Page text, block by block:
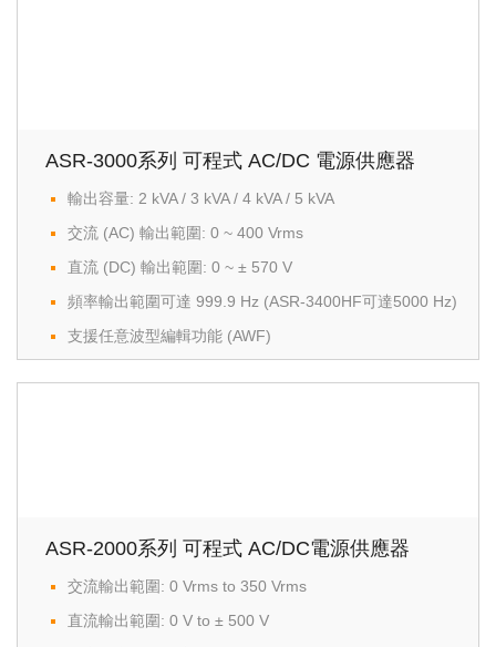
ASR-3000系列 可程式 AC/DC 電源供應器
輸出容量: 2 kVA / 3 kVA / 4 kVA / 5 kVA
交流 (AC) 輸出範圍: 0 ~ 400 Vrms
直流 (DC) 輸出範圍: 0 ~ ± 570 V
頻率輸出範圍可達 999.9 Hz (ASR-3400HF可達5000 Hz)
支援任意波型編輯功能 (AWF)
ASR-2000系列 可程式 AC/DC電源供應器
交流輸出範圍: 0 Vrms to 350 Vrms
直流輸出範圍: 0 V to ± 500 V